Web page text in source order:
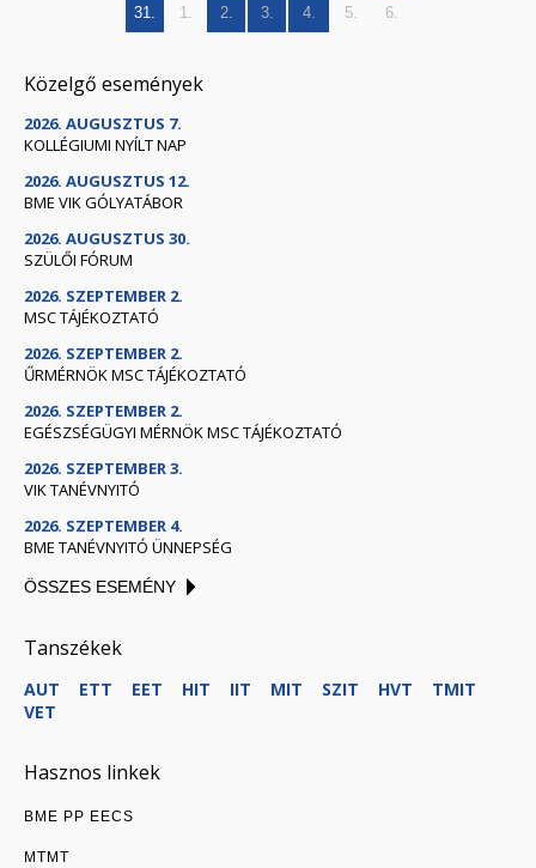
31. 1. 2. 3. 4. 5. 6.
Közelgő események
2026. AUGUSZTUS 7.
KOLLÉGIUMI NYÍLT NAP
2026. AUGUSZTUS 12.
BME VIK GÓLYATÁBOR
2026. AUGUSZTUS 30.
SZÜLŐI FÓRUM
2026. SZEPTEMBER 2.
MSC TÁJÉKOZTATÓ
2026. SZEPTEMBER 2.
ŰRMÉRNÖK MSC TÁJÉKOZTATÓ
2026. SZEPTEMBER 2.
EGÉSZSÉGÜGYI MÉRNÖK MSC TÁJÉKOZTATÓ
2026. SZEPTEMBER 3.
VIK TANÉVNYITÓ
2026. SZEPTEMBER 4.
BME TANÉVNYITÓ ÜNNEPSÉG
ÖSSZES ESEMÉNY
Tanszékek
AUT ETT EET HIT IIT MIT SZIT HVT
TMIT
VET
Hasznos linkek
BME PP EECS
MTMT